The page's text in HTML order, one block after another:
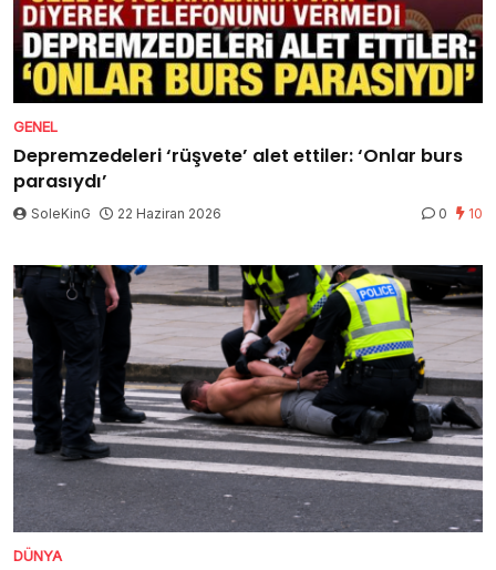
GENEL
Depremzedeleri ‘rüşvete’ alet ettiler: ‘Onlar burs
parasıydı’
SoleKinG 22 Haziran 2026 0 10
DÜNYA